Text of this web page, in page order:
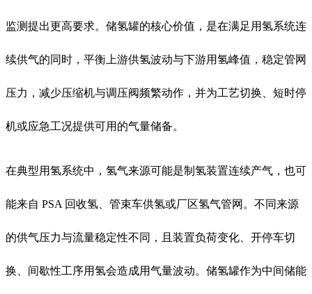
监测提出更高要求。储氢罐的核心价值，是在满足用氢系统连
续供气的同时，平衡上游供氢波动与下游用氢峰值，稳定管网
压力，减少压缩机与调压阀频繁动作，并为工艺切换、短时停
机或应急工况提供可用的气量储备。
在典型用氢系统中，氢气来源可能是制氢装置连续产气，也可
能来自 PSA 回收氢、管束车供氢或厂区氢气管网。不同来源
的供气压力与流量稳定性不同，且装置负荷变化、开停车切
换、间歇性工序用氢会造成用气量波动。储氢罐作为中间储能